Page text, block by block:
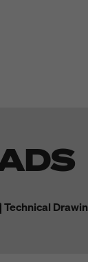
Technical